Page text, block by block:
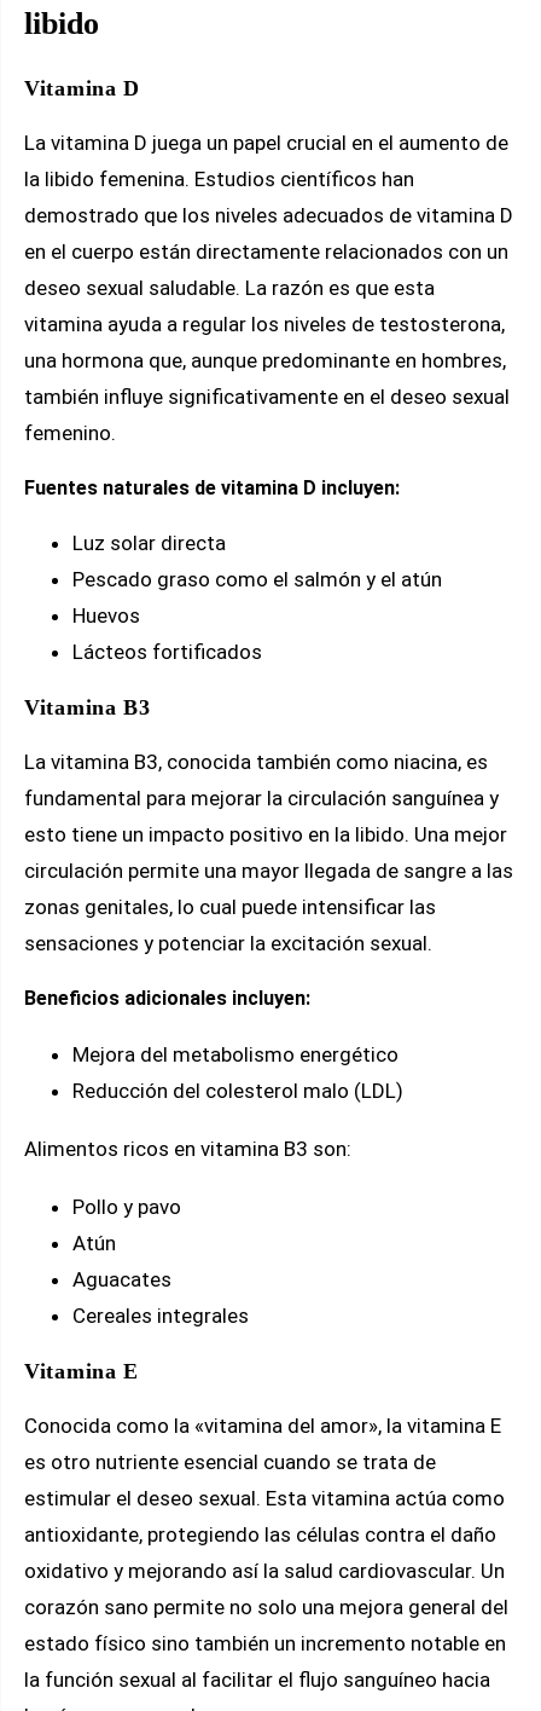
libido
Vitamina D
La vitamina D juega un papel crucial en el aumento de
la libido femenina. Estudios científicos han
demostrado que los niveles adecuados de vitamina D
en el cuerpo están directamente relacionados con un
deseo sexual saludable. La razón es que esta
vitamina ayuda a regular los niveles de testosterona,
una hormona que, aunque predominante en hombres,
también influye significativamente en el deseo sexual
femenino.
Fuentes naturales de vitamina D incluyen:
Luz solar directa
Pescado graso como el salmón y el atún
Huevos
Lácteos fortificados
Vitamina B3
La vitamina B3, conocida también como niacina, es
fundamental para mejorar la circulación sanguínea y
esto tiene un impacto positivo en la libido. Una mejor
circulación permite una mayor llegada de sangre a las
zonas genitales, lo cual puede intensificar las
sensaciones y potenciar la excitación sexual.
Beneficios adicionales incluyen:
Mejora del metabolismo energético
Reducción del colesterol malo (LDL)
Alimentos ricos en vitamina B3 son:
Pollo y pavo
Atún
Aguacates
Cereales integrales
Vitamina E
Conocida como la «vitamina del amor», la vitamina E
es otro nutriente esencial cuando se trata de
estimular el deseo sexual. Esta vitamina actúa como
antioxidante, protegiendo las células contra el daño
oxidativo y mejorando así la salud cardiovascular. Un
corazón sano permite no solo una mejora general del
estado físico sino también un incremento notable en
la función sexual al facilitar el flujo sanguíneo hacia